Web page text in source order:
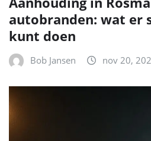
autobranden: wat er
kunt doen
Bob Jansen nov 20,